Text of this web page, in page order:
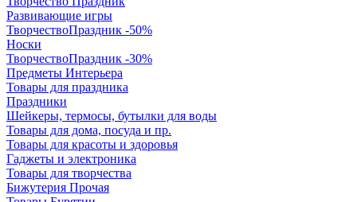
Развивающие игры
ТворчествоПраздник -50%
Носки
ТворчествоПраздник -30%
Предметы Интерьера
Товары для праздника
Праздники
Шейкеры, термосы, бутылки для воды
Товары для дома, посуда и пр.
Товары для красоты и здоровья
Гаджеты и электроника
Товары для творчества
Бижутерия Прочая